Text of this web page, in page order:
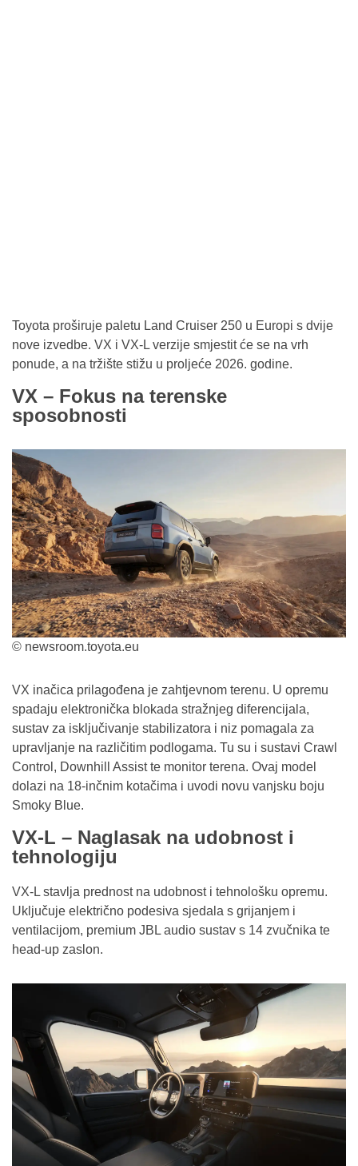
Toyota proširuje paletu Land Cruiser 250 u Europi s dvije
nove izvedbe. VX i VX-L verzije smjestit će se na vrh
ponude, a na tržište stižu u proljeće 2026. godine.
VX – Fokus na terenske
sposobnosti
© newsroom.toyota.eu
VX inačica prilagođena je zahtjevnom terenu. U opremu
spadaju elektronička blokada stražnjeg diferencijala,
sustav za isključivanje stabilizatora i niz pomagala za
upravljanje na različitim podlogama. Tu su i sustavi Crawl
Control, Downhill Assist te monitor terena. Ovaj model
dolazi na 18-inčnim kotačima i uvodi novu vanjsku boju
Smoky Blue.
VX-L – Naglasak na udobnost i
tehnologiju
VX-L stavlja prednost na udobnost i tehnološku opremu.
Uključuje električno podesiva sjedala s grijanjem i
ventilacijom, premium JBL audio sustav s 14 zvučnika te
head-up zaslon.